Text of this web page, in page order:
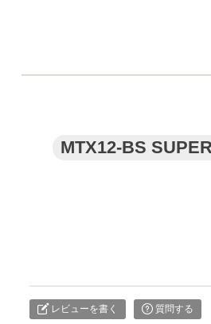
MTX12-BS
レビューを書く 質問する